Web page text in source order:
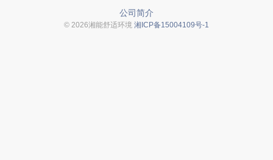
公司简介
© 2026湘能舒适环境 湘ICP备15004109号-1